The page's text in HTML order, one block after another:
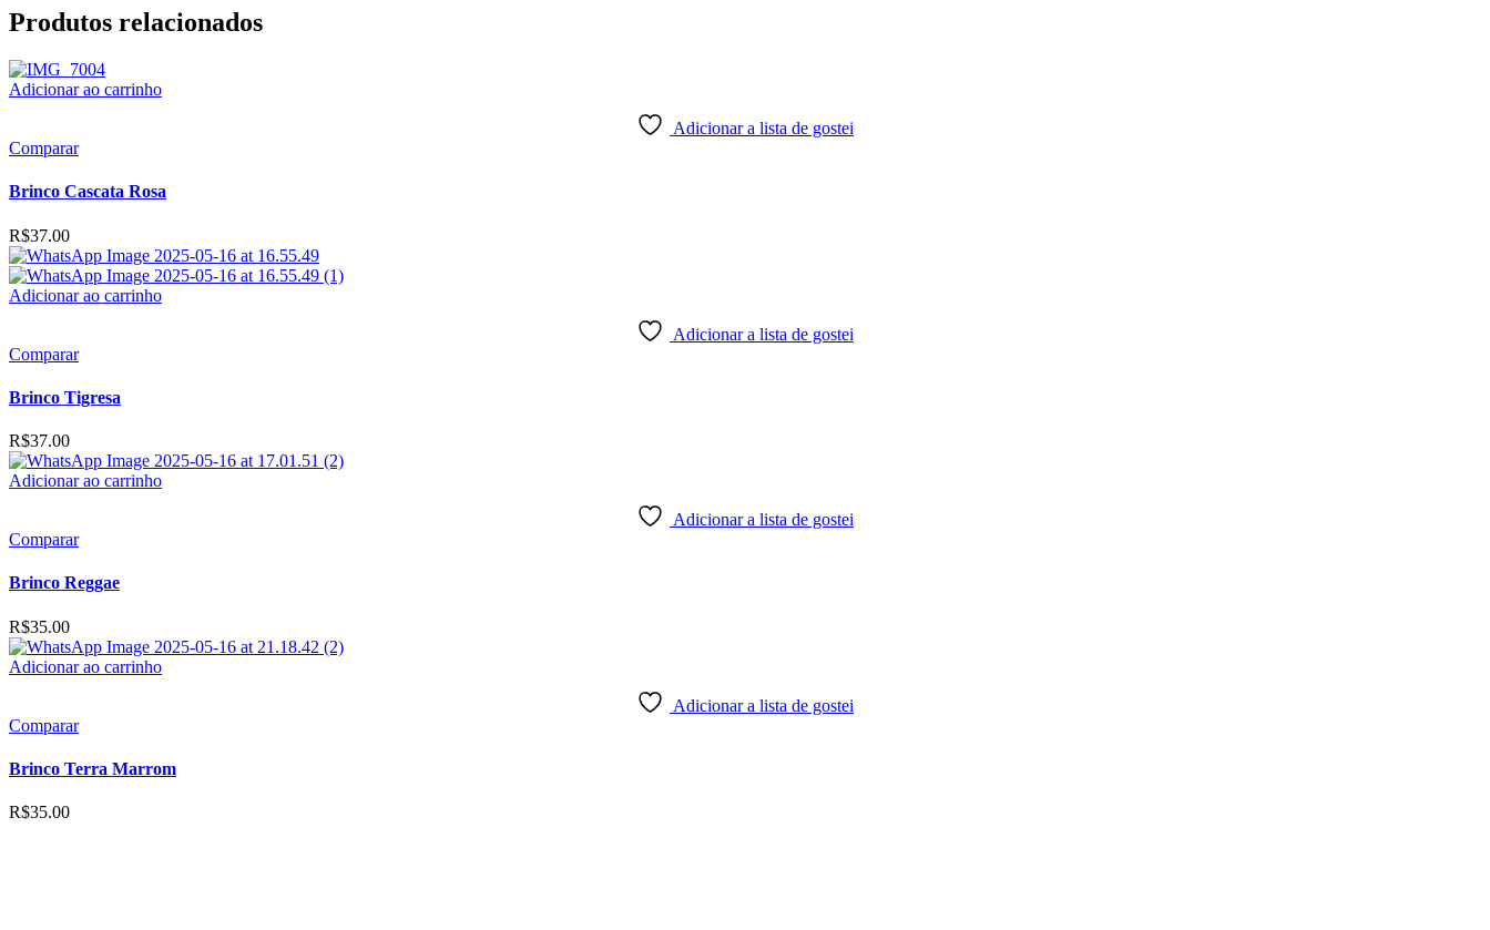
Produtos relacionados
Adicionar ao carrinho
Adicionar a lista de gostei
Comparar
Brinco Cascata Rosa
R$37.00
Adicionar ao carrinho
Adicionar a lista de gostei
Comparar
Brinco Tigresa
R$37.00
Adicionar ao carrinho
Adicionar a lista de gostei
Comparar
Brinco Reggae
R$35.00
Adicionar ao carrinho
Adicionar a lista de gostei
Comparar
Brinco Terra Marrom
R$35.00